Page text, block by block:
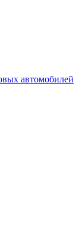
автомобилей